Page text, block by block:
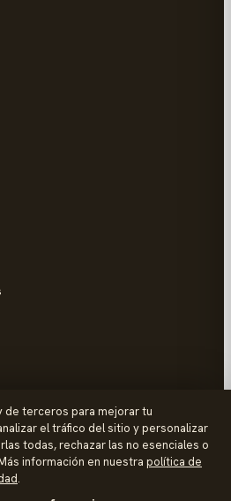
de terceros para mejorar tu
el tráfico del sitio y personalizar
todas, rechazar las no esenciales o
información en nuestra política de
.